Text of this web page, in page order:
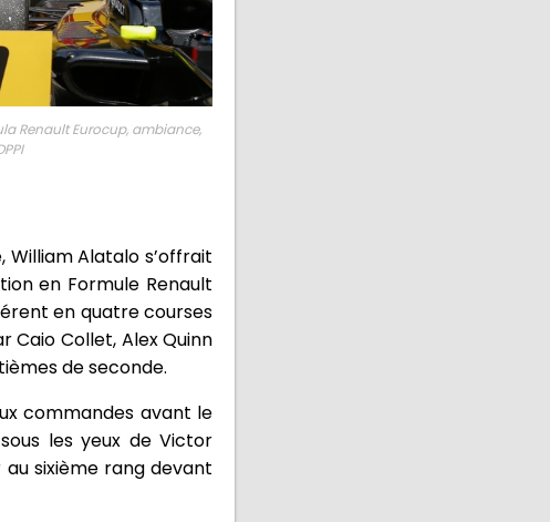
Renault Eurocup, ambiance,
Alatalo s’offrait
en Formule Renault
en quatre courses
Caio Collet, Alex Quinn
de seconde.
commandes avant le
les yeux de Victor
sixième rang devant